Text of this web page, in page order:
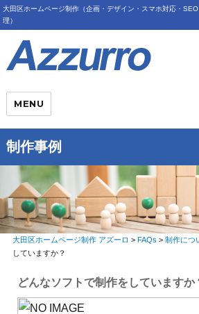
大田区ホームページ制作（企画・デザイン・スマホ対応・
理）
MENU
制作事例
大田区ホームページ制作 アズーロ > FAQs > 制作につ
していますか？
どんなソフトで制作をしていますか